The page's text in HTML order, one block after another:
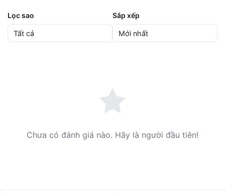
Lọc sao Sắp xếp
Chưa có đánh giá nào. Hãy là người đầu tiên!